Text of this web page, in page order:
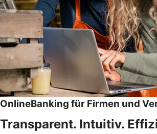
OnlineBanking für Firmen und
Transparent. Intuitiv.